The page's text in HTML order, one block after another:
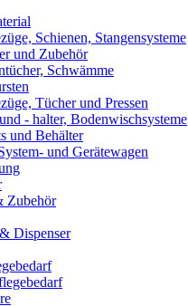
Schienen, Stangensysteme
und Zubehör
Schwämme
Tücher und Pressen
- halter, Bodenwischsysteme
und Behälter
und Gerätewagen
Zubehör
Dispenser